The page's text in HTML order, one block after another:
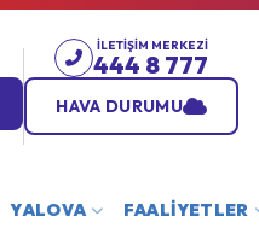
İLETIŞIM MERKEZI
444 8 777
HAVA DURUMU
YALOVA FAALİYETLER